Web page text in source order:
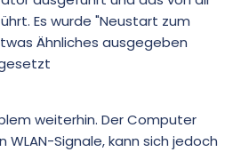
Es wurde "Neustart zum
Ähnliches ausgegeben
weiterhin. Der Computer
Signale, kann sich jedoch